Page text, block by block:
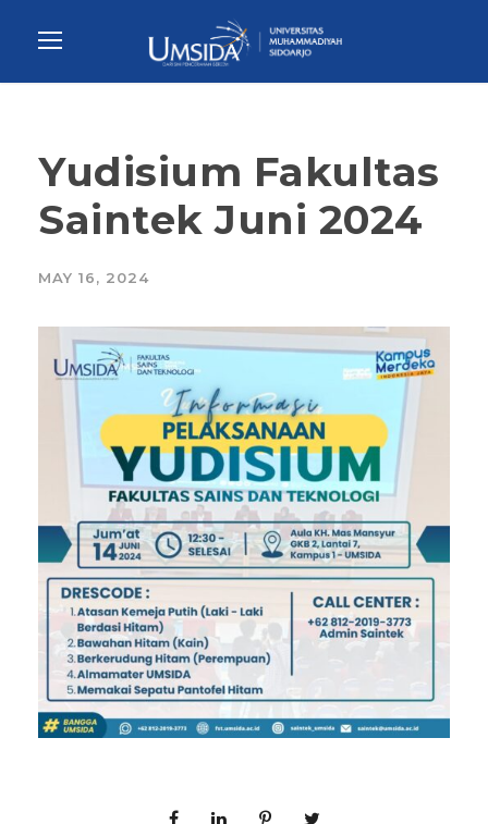
Yudisium Fakultas
Saintek Juni 2024
MAY 16, 2024